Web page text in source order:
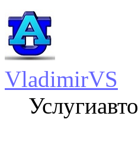
VladimirVS
Услугиавто